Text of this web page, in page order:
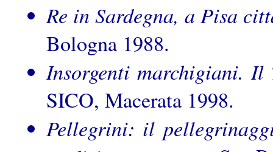
Re in Sardegna, a Pisa
Bologna 1988.
Insorgenti marchigiani.
SICO, Macerata 1998.
Pellegrini: il